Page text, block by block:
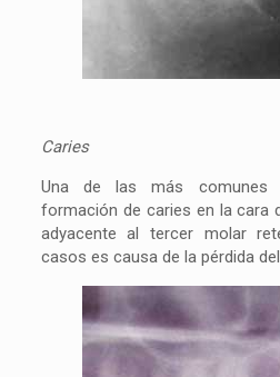
Caries
Una de las más comunes
formación de caries en la cara
adyacente al tercer molar
casos es causa de la pérdida